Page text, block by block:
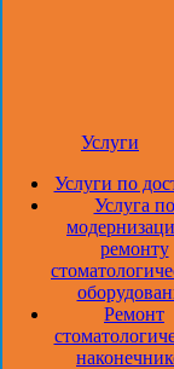
Услуги
Услуги по
Услуга по
ремонту
Ремонт